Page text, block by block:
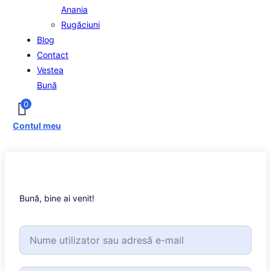
Anania
Rugăciuni
Blog
Contact
Vestea
Bună
0
Contul meu
Bună, bine ai venit!